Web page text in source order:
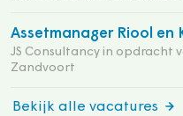
Assetmanager Riool en
JS Consultancy in opdracht
Zandvoort
Bekijk alle vacatures